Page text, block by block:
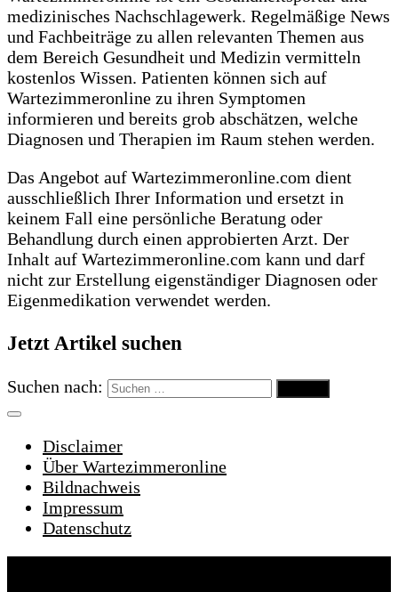
medizinisches Nachschlagewerk. Regelmäßige News
und Fachbeiträge zu allen relevanten Themen aus
dem Bereich Gesundheit und Medizin vermitteln
kostenlos Wissen. Patienten können sich auf
Wartezimmeronline zu ihren Symptomen
informieren und bereits grob abschätzen, welche
Diagnosen und Therapien im Raum stehen werden.
Das Angebot auf Wartezimmeronline.com dient
ausschließlich Ihrer Information und ersetzt in
keinem Fall eine persönliche Beratung oder
Behandlung durch einen approbierten Arzt. Der
Inhalt auf Wartezimmeronline.com kann und darf
nicht zur Erstellung eigenständiger Diagnosen oder
Eigenmedikation verwendet werden.
Jetzt Artikel suchen
Suchen nach:
Disclaimer
Über Wartezimmeronline
Bildnachweis
Impressum
Datenschutz